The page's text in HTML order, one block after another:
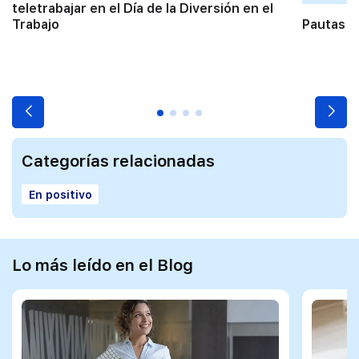
teletrabajar en el Día de la Diversión en el
Trabajo
Pautas
Categorías relacionadas
En positivo
Lo más leído en el Blog